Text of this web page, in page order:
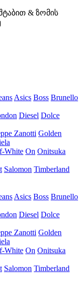
& ზომის
Asics Boss Brunello
Diesel Dolce
Zanotti Golden
White On Onitsuka
Salomon Timberland
Asics Boss Brunello
Diesel Dolce
Zanotti Golden
White On Onitsuka
Salomon Timberland